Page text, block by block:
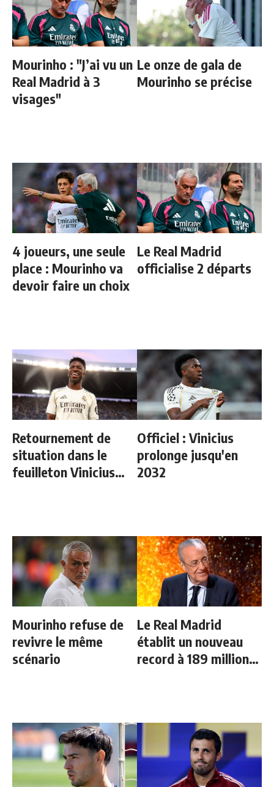
Mourinho : "J’ai vu un
Real Madrid à 3
visages"
Le onze de gala de
Mourinho se précise
4 joueurs, une seule
place : Mourinho va
devoir faire un choix
Le Real Madrid
officialise 2 départs
Retournement de
situation dans le
feuilleton Vinicius
Officiel : Vinicius
prolonge jusqu'en
2032
Mourinho refuse de
revivre le même
scénario
Le Real Madrid
établit un nouveau
record à 189 millions